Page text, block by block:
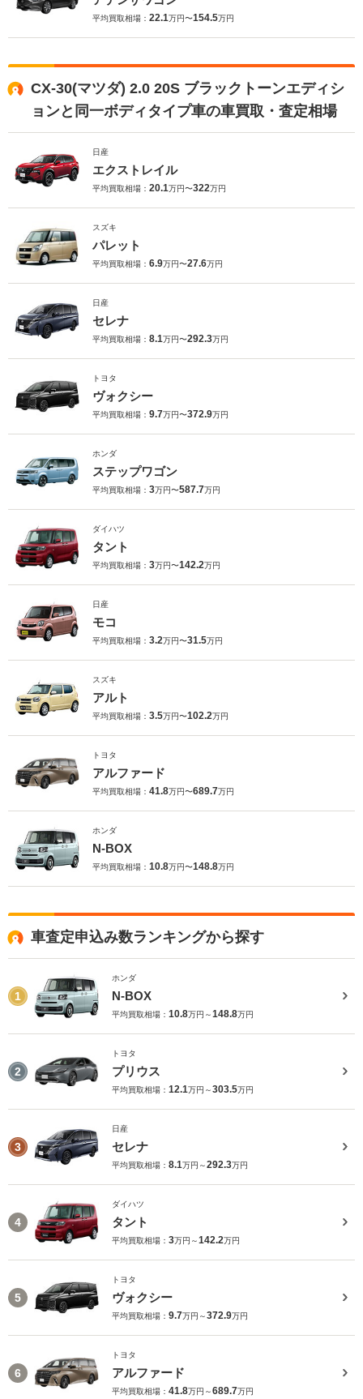
平均買取相場： 22.1万円〜154.5万円
CX-30(マツダ) 2.0 20S ブラックトーンエディシ
ョンと同一ボディタイプ車の車買取・査定相場
日産
エクストレイル
平均買取相場： 20.1万円〜322万円
スズキ
パレット
平均買取相場： 6.9万円〜27.6万円
日産
セレナ
平均買取相場： 8.1万円〜292.3万円
トヨタ
ヴォクシー
平均買取相場： 9.7万円〜372.9万円
ホンダ
ステップワゴン
平均買取相場： 3万円〜587.7万円
ダイハツ
タント
平均買取相場： 3万円〜142.2万円
日産
モコ
平均買取相場： 3.2万円〜31.5万円
スズキ
アルト
平均買取相場： 3.5万円〜102.2万円
トヨタ
アルファード
平均買取相場： 41.8万円〜689.7万円
ホンダ
N-BOX
平均買取相場： 10.8万円〜148.8万円
車査定申込み数ランキングから探す
1
ホンダ
N-BOX
平均買取相場： 10.8万円～148.8万円
2
トヨタ
プリウス
平均買取相場： 12.1万円～303.5万円
3
日産
セレナ
平均買取相場： 8.1万円～292.3万円
4
ダイハツ
タント
平均買取相場： 3万円～142.2万円
5
トヨタ
ヴォクシー
平均買取相場： 9.7万円～372.9万円
6
トヨタ
アルファード
平均買取相場： 41.8万円～689.7万円